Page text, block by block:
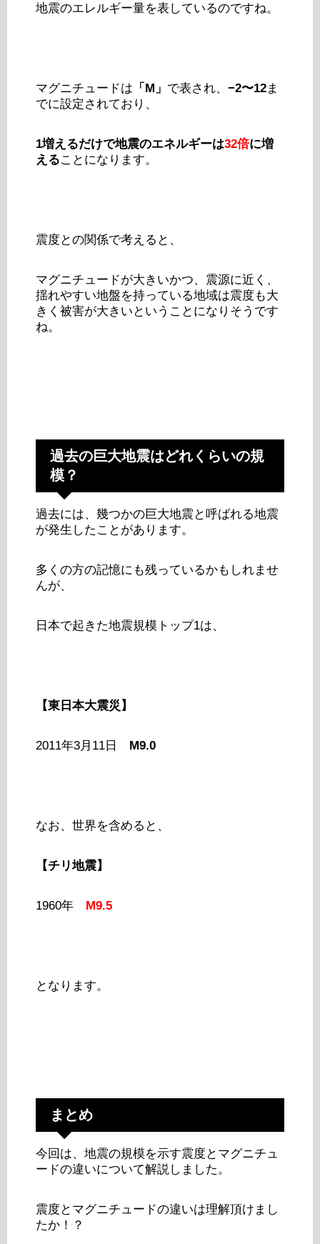
地震のエレルギー量を表しているのですね。
マグニチュードは 「M」 で表され、 −2〜12ま
でに設定されており、
1増えるだけで地震のエネルギーは32倍に増
えることになります。
震度との関係で考えると、
マグニチュードが大きいかつ、震源に近く、
揺れやすい地盤を持っている地域は震度も大
きく被害が大きいということになりそうです
ね。
過去の巨大地震はどれくらいの規
模？
過去には、幾つかの巨大地震と呼ばれる地震
が発生したことがあります。
多くの方の記憶にも残っているかもしれませ
んが、
日本で起きた地震規模トップ1は、
【東日本大震災】
2011年3月11日 M9.0
なお、世界を含めると、
【チリ地震】
1960年 M9.5
となります。
まとめ
今回は、地震の規模を示す震度とマグニチュ
ードの違いについて解説しました。
震度とマグニチュードの違いは理解頂けまし
たか！？